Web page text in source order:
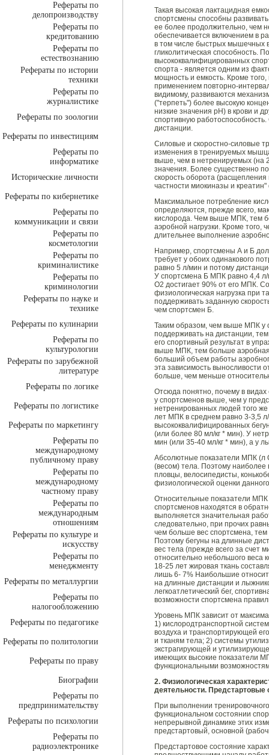
Рефераты по
делопроизводству
Рефераты по
кредитованию
Рефераты по
естествознанию
Рефераты по истории
техники
Рефераты по
журналистике
Рефераты по зоологии
Рефераты по инвестициям
Рефераты по
информатике
Исторические личности
Рефераты по кибернетике
Рефераты по
коммуникации и связи
Рефераты по
косметологии
Рефераты по
криминалистике
Рефераты по
криминологии
Рефераты по науке и
технике
Рефераты по кулинарии
Рефераты по
культурологии
Рефераты по зарубежной
литературе
Рефераты по логике
Рефераты по логистике
Рефераты по маркетингу
Рефераты по
международному
публичному праву
Рефераты по
международному
частному праву
Рефераты по
международным
отношениям
Рефераты по культуре и
искусству
Рефераты по
менеджменту
Рефераты по металлургии
Рефераты по
налогообложению
Рефераты по педагогике
Рефераты по политологии
Рефераты по праву
Биографии
Рефераты по
предпринимательству
Рефераты по психологии
Рефераты по
радиоэлектронике
Такая высокая лактацидная
спортсмены способны
ее более продолжительно, чем
обеспечивается включением в
в том числе быстрых мышечных
гликолитическая способность.
высококвалифицированных
спорта - является одним из
мощность и емкость. Кроме
применением повторно-
видимому, развиваются
("терпеть") более высокую
низкие значения рН) в крови и
спортивную
дистанции.
Силовые и скоростно-силовые
изменения в тренируемых
выше, чем в нетренируемых (на
значения. Более существенно
скорость оборота
частности миокиназы и
Максимальное потребление
определяются, прежде всего,
кислорода. Чем выше МПК, тем
аэробной нагрузки. Кроме
длительнее выполнение
Например, спортсмены А и Б
требует у обоих одинакового
равно 5 л/мин и потому
У спортсмена Б МПК равно 4,4
О2 достигает 90% от его МПК.
физиологическая нагрузка при
поддерживать заданную
чем спортсмен Б.
Таким образом, чем выше МПК у
поддерживать на дистанции,
его спортивный результат в
выше МПК, тем больше аэробная
больший объем работы
эта зависимость выносливости
больше, чем меньше
Отсюда понятно, почему в
у спортсменов выше, чем у
нетренированных людей того
лет МПК в среднем равно 3-3,5
высококвалифицированных
(или более 80 мл/кг * мин). У
мин (или 35-40 мл/кг * мин), а у
Абсолютные показатели МПК (л
(весом) тела. Поэтому
пловцы, велосипедисты,
физиологической оценки
Относительные показатели
спортсменов находятся в
выполняется значительная
следовательно, при прочих
чем больше вес спортсмена,
Поэтому бегуны на длинные
вес тела (прежде всего за счет
относительно небольшого веса
18-25 лет жировая ткань
лишь 6- 7% Наибольшие
на длинные дистанции и
легкоатлетический бег,
возможности спортсмена
Уровень МПК зависит от
1) кислородтранспортной
воздуха и транспортирующей
и тканям тела; 2) системы
экстрагирующей и
имеющих высокие показатели
функциональными
2. Физиологическая
деятельности. Предстартовые
При выполнении
функциональном состоянии
непрерывной динамике этих
предстартовый, основной
Предстартовое состояние